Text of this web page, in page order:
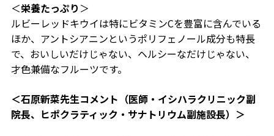
＜栄養たっぷり ＞
ルビーレッドキウイは特にビタミンCを豊富に含んでいる
ほか、アントシアニンというポリフェノール成分も特長
で、おいしいだけじゃない、ヘルシーなだけじゃない、
才色兼備なフルーツです。
＜石原新菜先生コメント（医師・イシハラクリニック副
院長、ヒポクラティック・サナトリウム副施設長）＞